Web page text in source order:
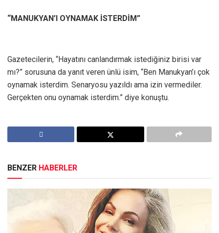
“MANUKYAN’I OYNAMAK İSTERDİM”
Gazetecilerin, “Hayatını canlandırmak istediğiniz birisi var
mı?” sorusuna da yanıt veren ünlü isim, “Ben Manukyan’ı çok
oynamak isterdim. Senaryosu yazıldı ama izin vermediler.
Gerçekten onu oynamak isterdim.” diye konuştu.
BENZER HABERLER